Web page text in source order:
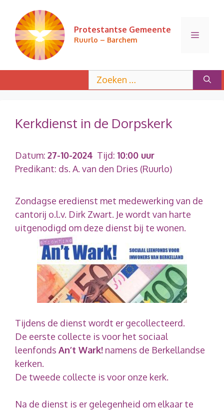
inhoud
Protestantse Gemeente
Ruurlo – Barchem
Menu
naar:
Kerkdienst in de Dorpskerk
Datum: 27-10-2024 Tijd: 10:00 uur
Predikant: ds. A. van den Dries (Ruurlo)
Zondagse eredienst met medewerking van de
cantorij o.l.v. Dirk Zwart. Je wordt van harte
uitgenodigd om deze dienst bij te wonen.
Tijdens de dienst wordt er gecollecteerd.
De eerste collecte is voor het sociaal
leenfonds An’t Wark! namens de Berkellandse
kerken.
De tweede collecte is voor onze kerk.
Na de dienst is er gelegenheid om elkaar te